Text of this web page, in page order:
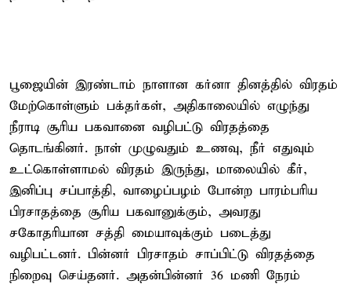
பூஜையின் இரண்டாம் நாளான கர்னா தினத்தில் விரதம்
மேற்கொள்ளும் பக்தர்கள், அதிகாலையில் எழுந்து
நீராடி சூரிய பகவானை வழிபட்டு விரதத்தை
தொடங்கினர். நாள் முழுவதும் உணவு, நீர் எதுவும்
உட்கொள்ளாமல் விரதம் இருந்து, மாலையில் கீர்,
இனிப்பு சப்பாத்தி, வாழைப்பழம் போன்ற பாரம்பரிய
பிரசாதத்தை சூரிய பகவானுக்கும், அவரது
சகோதரியான சத்தி மையாவுக்கும் படைத்து
வழிபட்டனர். பின்னர் பிரசாதம் சாப்பிட்டு விரதத்தை
நிறைவு செய்தனர். அதன்பின்னர் 36 மணி நேரம்